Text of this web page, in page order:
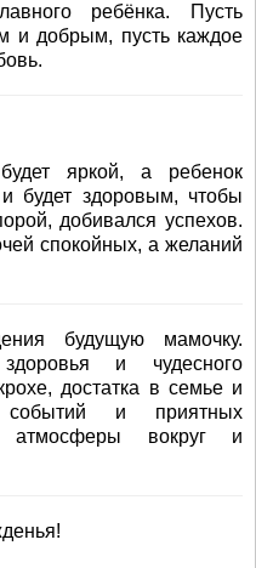
ребёнка. Пусть
и добрым, пусть каждое
яркой, а ребенок
будет здоровым, чтобы
добивался успехов.
спокойных, а желаний
будущую мамочку.
и чудесного
достатка в семье и
событий и приятных
атмосферы вокруг и